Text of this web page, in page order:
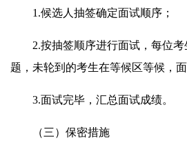
1.候选人抽签确定面试顺序；
2.按抽签顺序进行面试，每位考
题，未轮到的考生在等候区等候，
3.面试完毕，汇总面试成绩。
（三）保密措施